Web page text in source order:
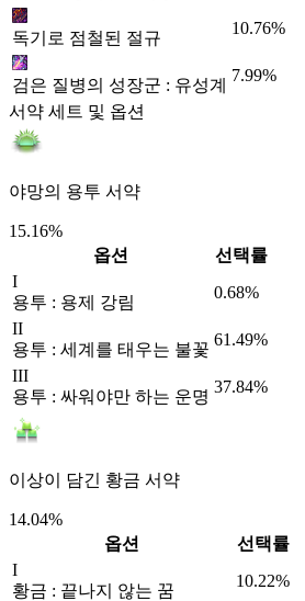
독기로 점철된 절규
10.76%
검은 질병의 성장군 : 유성계
7.99%
서약 세트 및 옵션
야망의 용투 서약
15.16%
옵션
선택률
I
용투 : 용제 강림
0.68%
II
용투 : 세계를 태우는 불꽃
61.49%
III
용투 : 싸워야만 하는 운명
37.84%
이상이 담긴 황금 서약
14.04%
옵션
선택률
I
황금 : 끝나지 않는 꿈
10.22%